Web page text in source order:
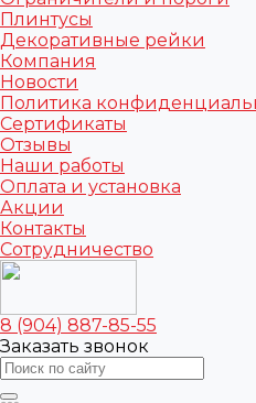
Плинтусы
Декоративные рейки
Компания
Новости
Политика
Сертификаты
Отзывы
Наши работы
Оплата и установка
Акции
Контакты
Сотрудничество
8 (904) 887-85-55
Заказать звонок